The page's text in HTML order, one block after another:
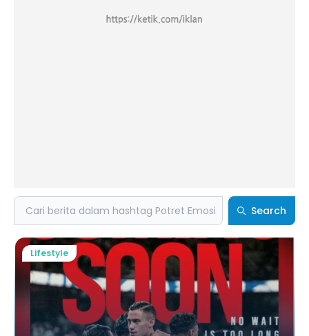
Search Search
Lifestyle